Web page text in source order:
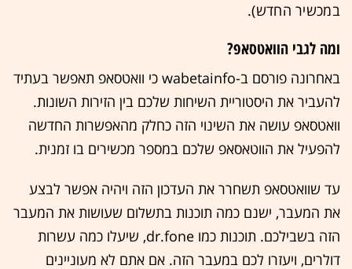
במכשיר החדש).
ומה לגבי הוואטסאפ?
באחרונה פורסם ב-wabetainfo כי וואטסאפ תאפשר בעתיד
להעביר את היסטוריית השיחות שלכם בין הזירות השונות.
וואטסאפ עושה את השינוי הזה כחלק מהאפשרות החדשה
להפעיל את הווטאסאפ שלכם במספר מכשירים בו זמנית.
עד שוואטסאפ תשחרר את העדכון הזה ויהיה אפשר לבצע
את המעבר, ישנם כמה תוכנות בתשלום שעושות את המעבר
הזה בשבילכם. תוכנות כמו dr.fone, שיעלו כמה עשרות
דולרים, ויעזרו לכם במעבר הזה. אם אתם לא מעוניינים